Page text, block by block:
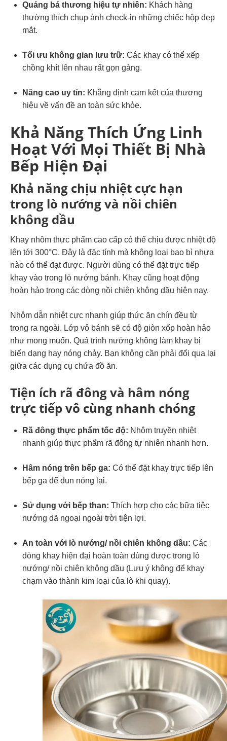
Quảng bá thương hiệu tự nhiên: Khách hàng
thường thích chụp ảnh check-in những chiếc hộp đẹp
mắt.
Tối ưu không gian lưu trữ: Các khay có thể xếp
chồng khít lên nhau rất gọn gàng.
Nâng cao uy tín: Khẳng định cam kết của thương
hiệu về vấn đề an toàn sức khỏe.
Khả Năng Thích Ứng Linh
Hoạt Với Mọi Thiết Bị Nhà
Bếp Hiện Đại
Khả năng chịu nhiệt cực hạn
trong lò nướng và nồi chiên
không dầu
Khay nhôm thực phẩm cao cấp có thể chịu được nhiệt độ
lên tới 300°C. Đây là đặc tính mà không loại bao bì nhựa
nào có thể đạt được. Người dùng có thể đặt trực tiếp
khay vào trong lò nướng bánh. Khay cũng hoạt động
hoàn hảo trong các dòng nồi chiên không dầu hiện nay.
Nhôm dẫn nhiệt cực nhanh giúp thức ăn chín đều từ
trong ra ngoài. Lớp vỏ bánh sẽ có độ giòn xốp hoàn hảo
như mong muốn. Quá trình nướng không làm khay bị
biến dạng hay nóng chảy. Bạn không cần phải đổi qua lại
giữa các dụng cụ chứa đồ ăn.
Tiện ích rã đông và hâm nóng
trực tiếp vô cùng nhanh chóng
Rã đông thực phẩm tốc độ: Nhôm truyền nhiệt
nhanh giúp thực phẩm rã đông tự nhiên nhanh hơn.
Hâm nóng trên bếp ga: Có thể đặt khay trực tiếp lên
bếp ga để đun nóng lại.
Sử dụng với bếp than: Thích hợp cho các bữa tiệc
nướng dã ngoại ngoài trời tiện lợi.
An toàn với lò nướng/ nồi chiên không dầu: Các
dòng khay hiện đại hoàn toàn dùng được trong lò
nướng/ nồi chiên không dầu (Lưu ý không để khay
chạm vào thành kim loại của lò khi quay).